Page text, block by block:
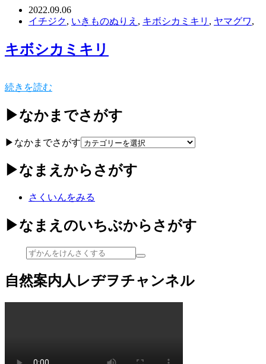
2022.09.06
イチジク, いきものぬりえ , キボシカミキリ , ヤマグワ,
キボシカミキリ
続きを読む
▶なかまでさがす
▶なかまでさがす
▶なまえからさがす
さくいんをみる
▶なまえのいちぶからさがす
自然案内人レヂヲチャンネル